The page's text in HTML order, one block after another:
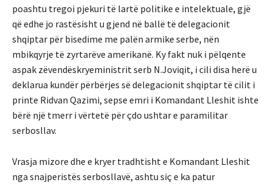
poashtu tregoi pjekuri të lartë politike e intelektuale, gjë
që edhe jo rastësisht u gjend në ballë të delegacionit
shqiptar për bisedime me palën armike serbe, nën
mbikqyrje të zyrtarëve amerikanë. Ky fakt nuk i pëlqente
aspak zëvendëskryeministrit serb N.Joviqit, i cili disa herë u
deklarua kundër përbërjes së delegacionit shqiptar të cilit i
printe Ridvan Qazimi, sepse emri i Komandant Lleshit ishte
bërë një tmerr i vërtetë për çdo ushtar e paramilitar
serbosllav.
Vrasja mizore dhe e kryer tradhtisht e Komandant Lleshit
nga snajperistës serbosllavë, ashtu siç e ka patur